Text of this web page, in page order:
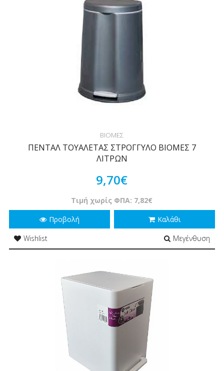
ΒΙΟΜΕΣ
ΠΕΝΤΑΛ ΤΟΥΑΛΕΤΑΣ ΣΤΡΟΓΓΥΛΟ ΒΙΟΜΕΣ 7
ΛΙΤΡΩΝ
9,70€
Τιμή χωρίς ΦΠΑ: 7,82€
Προβολή
Καλάθι
Wishlist
Μεγένθυση